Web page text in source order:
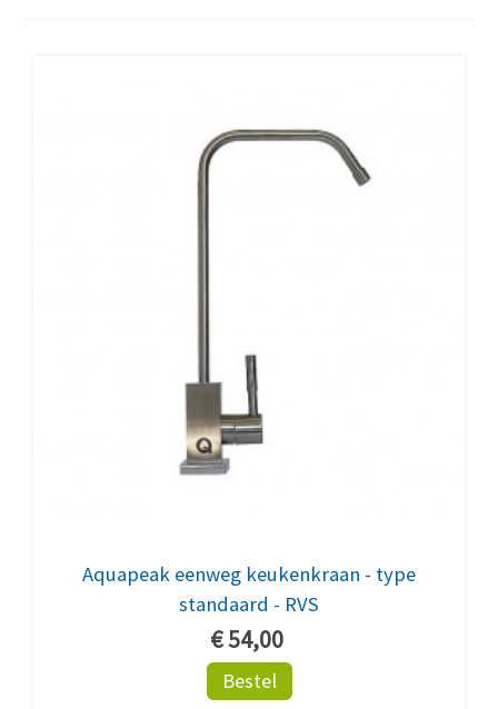
Aquapeak eenweg keukenkraan - type
standaard - RVS
€ 54,00
Bestel